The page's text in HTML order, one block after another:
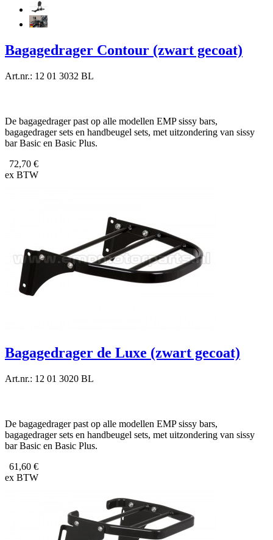
Bagagedrager Contour (zwart gecoat)
Art.nr.: 12 01 3032 BL
De bagagedrager past op alle modellen EMP sissy bars,
bagagedrager sets en handbeugel sets, met uitzondering van sissy
bar Basic en Basic Plus.
72,70 €
ex BTW
Bagagedrager de Luxe (zwart gecoat)
Art.nr.: 12 01 3020 BL
De bagagedrager past op alle modellen EMP sissy bars,
bagagedrager sets en handbeugel sets, met uitzondering van sissy
bar Basic en Basic Plus.
61,60 €
ex BTW